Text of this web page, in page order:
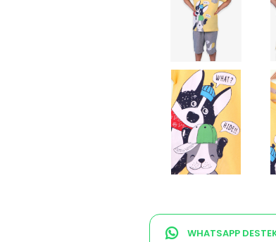
WHATSAPP